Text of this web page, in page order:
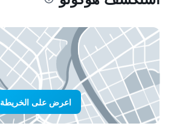
اعرض على الخريطة